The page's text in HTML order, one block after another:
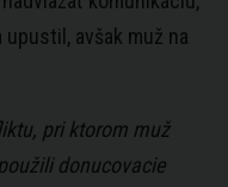
avšak muž na
pri ktorom muž
donucovacie